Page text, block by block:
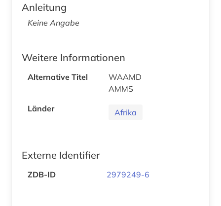
Anleitung
Keine Angabe
Weitere Informationen
Alternative Titel
WAAMD
AMMS
Länder
Afrika
Externe Identifier
ZDB-ID 2979249-6